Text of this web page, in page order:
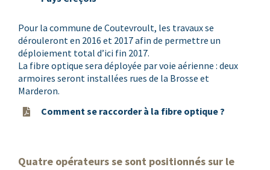
Pour la commune de Coutevroult, les travaux se
dérouleront en 2016 et 2017 afin de permettre un
déploiement total d’ici fin 2017.
La fibre optique sera déployée par voie aérienne : deux
armoires seront installées rues de la Brosse et
Marderon.
Comment se raccorder à la fibre optique ?
Quatre opérateurs se sont positionnés sur le